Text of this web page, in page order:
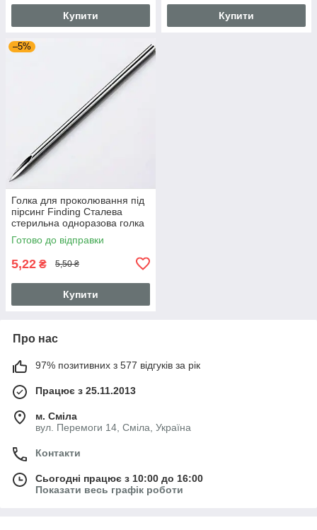
Купити Купити
–5%
Голка для проколювання під
пірсинг Finding Сталева
стерильна одноразова голка
16G Сталистий 1.2 мм
Готово до відправки
5,22 ₴ 5,50 ₴
Купити
Про нас
97% позитивних з 577 відгуків за рік
Працює з 25.11.2013
м. Сміла
вул. Перемоги 14, Сміла, Україна
Контакти
Сьогодні працює з 10:00 до 16:00
Показати весь графік роботи